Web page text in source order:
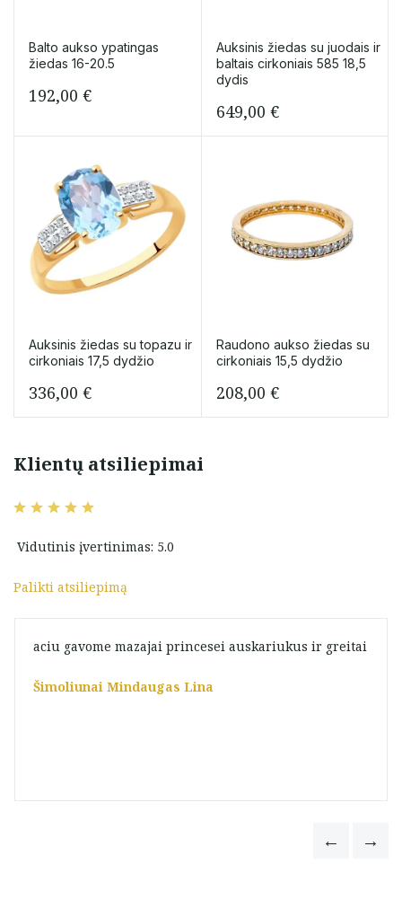
Balto aukso ypatingas
žiedas 16-20.5
192,00 €
Auksinis žiedas su juodais ir
baltais cirkoniais 585 18,5
dydis
649,00 €
Auksinis žiedas su topazu ir
cirkoniais 17,5 dydžio
336,00 €
Raudono aukso žiedas su
cirkoniais 15,5 dydžio
208,00 €
Klientų atsiliepimai
Vidutinis įvertinimas: 5.0
Palikti atsiliepimą
aciu gavome mazajai princesei auskariukus ir greitai
Šimoliunai Mindaugas Lina